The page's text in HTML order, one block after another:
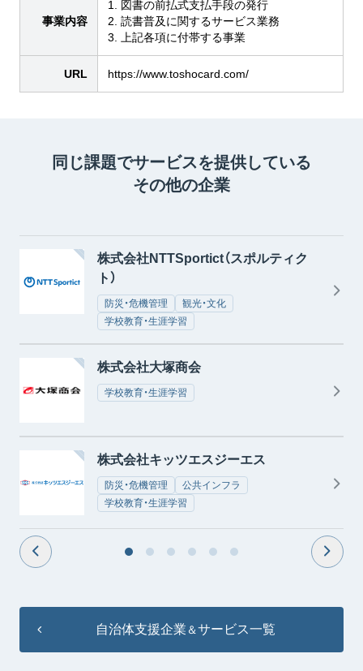
事業内容
1. 図書の前払式支払手段の発行
2. 読書普及に関するサービス業務
3. 上記各項に付帯する事業
URL https://www.toshocard.com/
同じ課題でサービスを提供している
その他の企業
株式会社NTTSportict（スポルティク
ト）
防災・危機管理
観光・文化
学校教育・生涯学習
株式会社大塚商会
学校教育・生涯学習
株式会社キッツエスジーエス
防災・危機管理
公共インフラ
学校教育・生涯学習
自治体支援企業 ＆サービス一覧